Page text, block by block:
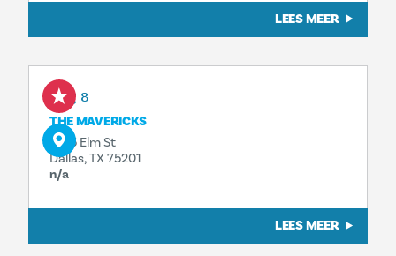
LEES MEER
Aug 8
THE MAVERICKS
1925 Elm St
Dallas, TX 75201
n/a
LEES MEER